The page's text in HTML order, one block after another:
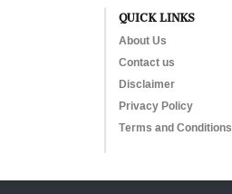
QUICK LINKS
About Us
Contact us
Disclaimer
Privacy Policy
Terms and Conditions